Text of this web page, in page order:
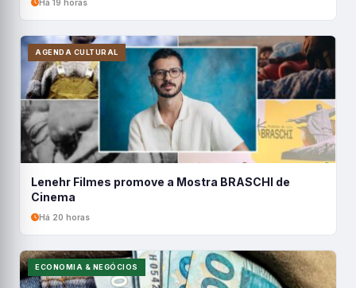
Há 19 horas
AGENDA CULTURAL
Lenehr Filmes promove a Mostra BRASCHI de
Cinema
Há 20 horas
ECONOMIA & NEGÓCIOS